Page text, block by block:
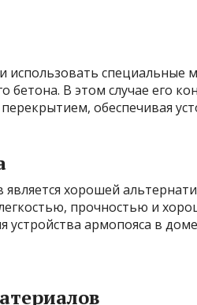
использовать специальные
В этом случае его
обеспечивая
хорошей
прочностью и
армопояса в